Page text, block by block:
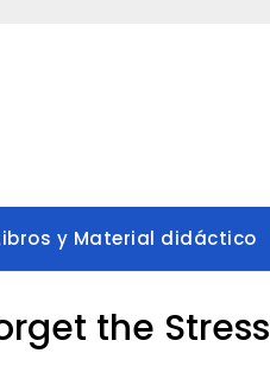
y Material didáctico
the Stress